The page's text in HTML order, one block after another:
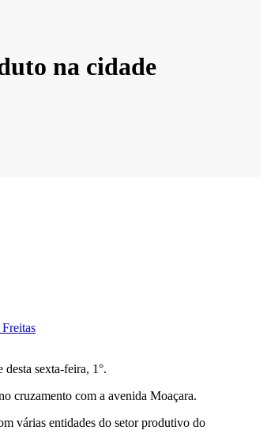
na cidade
sexta-feira, 1°.
cruzamento com a avenida Moaçara.
várias entidades do setor produtivo do